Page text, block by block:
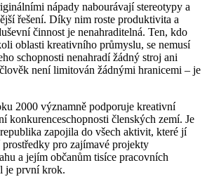
nápady nabourávají stereotypy a
řešení. Díky nim roste produktivita a
činnost je nenahraditelná. Ten, kdo
oblasti kreativního průmyslu, se nemusí
schopnosti nenahradí žádný stroj ani
není limitován žádnými hranicemi – je
2000 významně podporuje kreativní
konkurenceschopnosti členských zemí. Je
zapojila do všech aktivit, které jí
pro zajímavé projekty
a jejím občanům tisíce pracovních
je první krok.